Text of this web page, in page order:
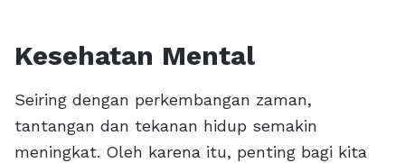
Kesehatan Mental
Seiring dengan perkembangan zaman,
tantangan dan tekanan hidup semakin
meningkat. Oleh karena itu, penting bagi kita